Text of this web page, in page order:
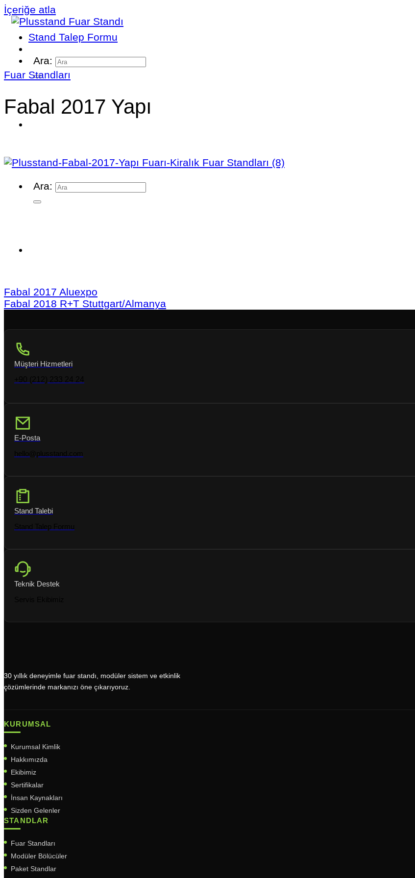
İçeriğe atla
Stand Talep Formu
Ara:
Ara:
Fuar Standları
Fabal 2017 Yapı
Fabal 2017 Aluexpo
Fabal 2018 R+T Stuttgart/Almanya
Müşteri Hizmetleri
E-Posta
Stand Talebi
Teknik Destek
30 yıllık deneyimle fuar standı, modüler sistem ve etkinlik
çözümlerinde markanızı öne çıkarıyoruz.
KURUMSAL
Kurumsal Kimlik
Hakkımızda
Ekibimiz
Sertifikalar
İnsan Kaynakları
Sizden Gelenler
STANDLAR
Fuar Standları
Modüler Bölücüler
Paket Standlar